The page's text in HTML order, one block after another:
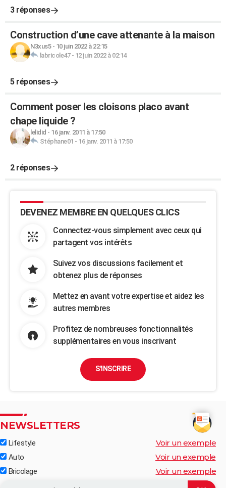
3 réponses
Construction d’une cave attenante à la maison
N3xus5- 10 juin 2022 à 22:15
labricole47- 12 juin 2022 à 02:14
5 réponses
Comment poser les cloisons placo avant
chape liquide ?
lelidid - 16 janv. 2011 à 17:50
Stéphane01 - 16 janv. 2011 à 17:50
2 réponses
DEVENEZ MEMBRE EN QUELQUES CLICS
Connectez-vous simplement avec ceux qui
partagent vos intérêts
Suivez vos discussions facilement et
obtenez plus de réponses
Mettez en avant votre expertise et aidez les
autres membres
Profitez de nombreuses fonctionnalités
supplémentaires en vous inscrivant
S'INSCRIRE
NEWSLETTERS
Lifestyle Voir un exemple
Auto Voir un exemple
Bricolage Voir un exemple